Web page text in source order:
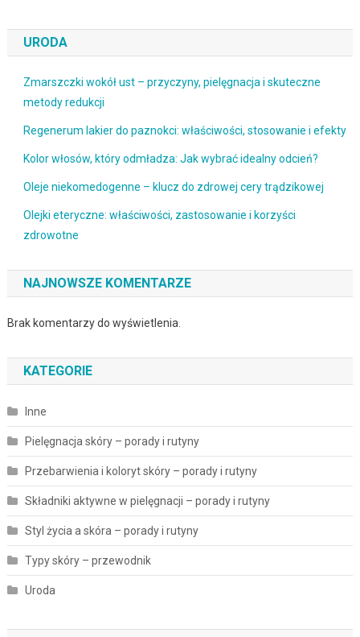
URODA
Zmarszczki wokół ust – przyczyny, pielęgnacja i skuteczne
metody redukcji
Regenerum lakier do paznokci: właściwości, stosowanie i efekty
Kolor włosów, który odmładza: Jak wybrać idealny odcień?
Oleje niekomedogenne – klucz do zdrowej cery trądzikowej
Olejki eteryczne: właściwości, zastosowanie i korzyści
zdrowotne
NAJNOWSZE KOMENTARZE
Brak komentarzy do wyświetlenia.
KATEGORIE
Inne
Pielęgnacja skóry – porady i rutyny
Przebarwienia i koloryt skóry – porady i rutyny
Składniki aktywne w pielęgnacji – porady i rutyny
Styl życia a skóra – porady i rutyny
Typy skóry – przewodnik
Uroda